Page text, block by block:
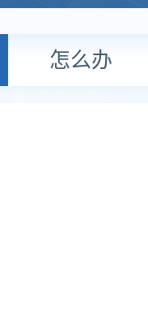
怎么办